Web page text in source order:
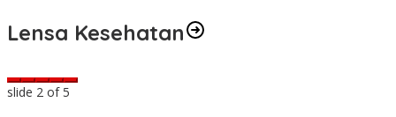
Lensa Kesehatan
slide 2 of 5